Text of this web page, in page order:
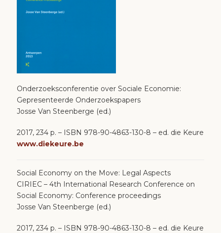
Onderzoeksconferentie over Sociale Economie:
Gepresenteerde Onderzoekspapers
Josse Van Steenberge (ed.)
2017, 234 p. – ISBN 978-90-4863-130-8 – ed. die Keure
www.diekeure.be
Social Economy on the Move: Legal Aspects
CIRIEC – 4th International Research Conference on
Social Economy: Conference proceedings
Josse Van Steenberge (ed.)
2017, 234 p. – ISBN 978-90-4863-130-8 – ed. die Keure